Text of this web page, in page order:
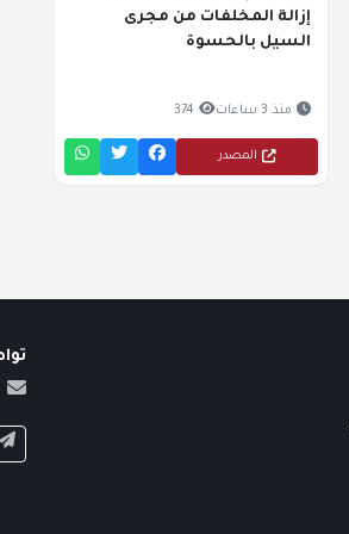
إزالة المخلفات من مجرى
السيل بالحسوة
منذ 3 ساعات 374
المصدر